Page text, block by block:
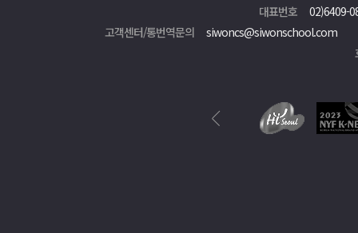
대표번호
02)6409-
고객센터/통번역문의
siwoncs@siwonschool.com